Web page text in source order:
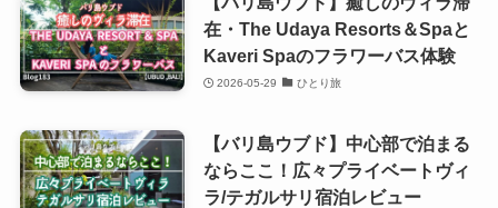
在・The Udaya Resorts＆Spaと
Kaveri Spaのフラワーバス体験
2026-05-29 ひとり旅
【バリ島ウブド】中心部で泊まる
ならここ！広々プライベートヴィ
ラ/テガルサリ宿泊レビュー